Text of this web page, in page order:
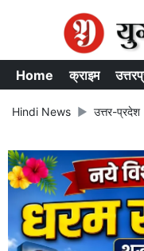
Home क्राइम
Hindi News उत्तर-प्रदेश